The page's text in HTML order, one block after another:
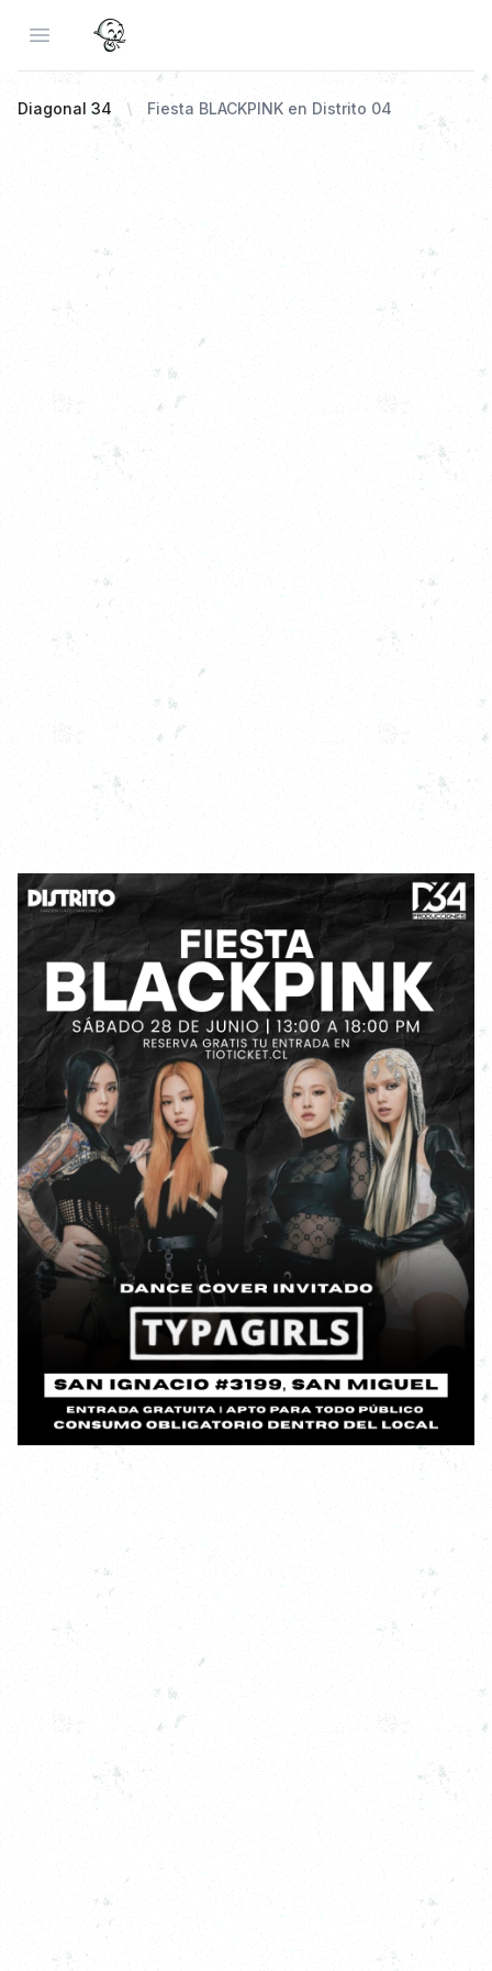
Open menu
Diagonal 34 Fiesta BLACKPINK en Distrito 04